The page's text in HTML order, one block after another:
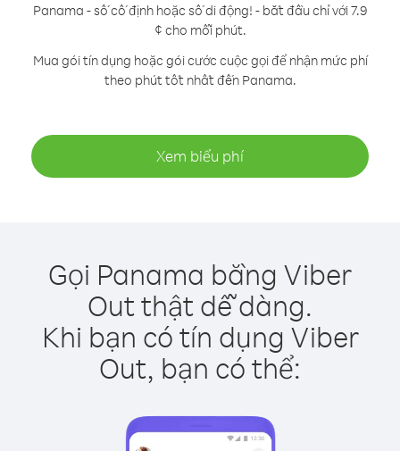
Panama - số cố định hoặc số di động! - bắt đầu chỉ với 7.9
¢ cho mỗi phút.
Mua gói tín dụng hoặc gói cước cuộc gọi để nhận mức phí
theo phút tốt nhất đến Panama.
Xem biểu phí
Gọi Panama bằng Viber
Out thật dễ dàng.
Khi bạn có tín dụng Viber
Out, bạn có thể: